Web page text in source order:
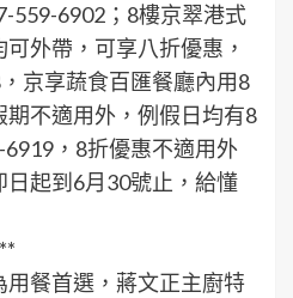
559-6902；8樓京翠港式
外帶，可享八折優惠，
京享蔬食百匯餐廳內用8
不適用外，例假日均有8
，8折優惠不適用外
起到6月30號止，給懂
用餐首選，蔣文正主廚特